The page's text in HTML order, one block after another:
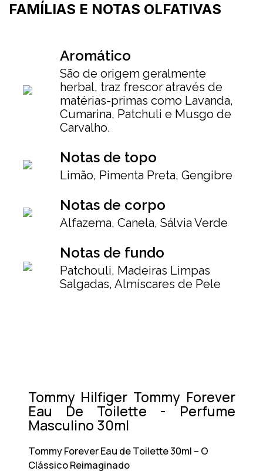
FAMÍLIAS E NOTAS OLFATIVAS
Aromático
São de origem geralmente
herbal, traz frescor através de
matérias-primas como Lavanda,
Cumarina, Patchuli e Musgo de
Carvalho.
Notas de topo
Limão, Pimenta Preta, Gengibre
Notas de corpo
Alfazema, Canela, Sálvia Verde
Notas de fundo
Patchouli, Madeiras Limpas
Salgadas, Almíscares de Pele
Tommy Hilfiger Tommy Forever
Eau De Toilette - Perfume
Masculino 30ml
Tommy Forever Eau de Toilette 30ml – O
Clássico Reimaginado